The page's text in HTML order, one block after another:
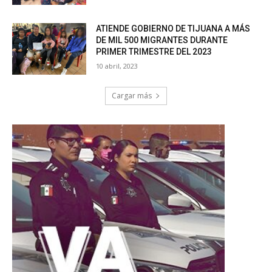
ATIENDE GOBIERNO DE TIJUANA A MÁS
DE MIL 500 MIGRANTES DURANTE
PRIMER TRIMESTRE DEL 2023
10 abril, 2023
Cargar más